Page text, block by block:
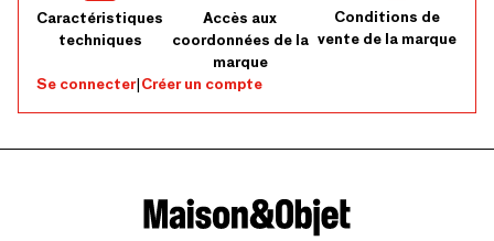
Caractéristiques
techniques
Accès aux
coordonnées de la
marque
Conditions de
vente de la marque
Se connecter|Créer un compte